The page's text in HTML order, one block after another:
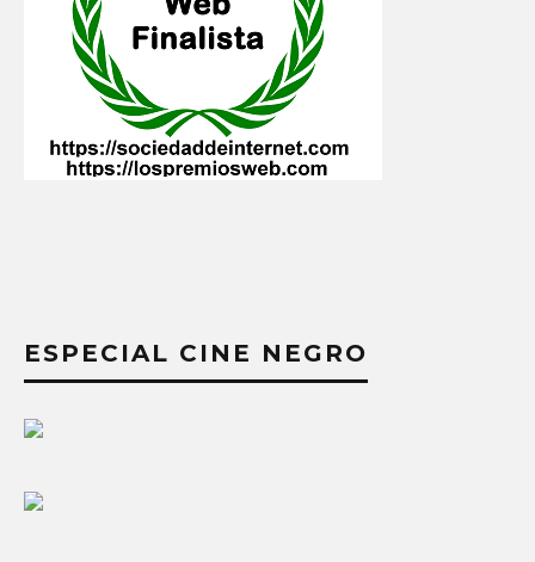
ESPECIAL CINE NEGRO